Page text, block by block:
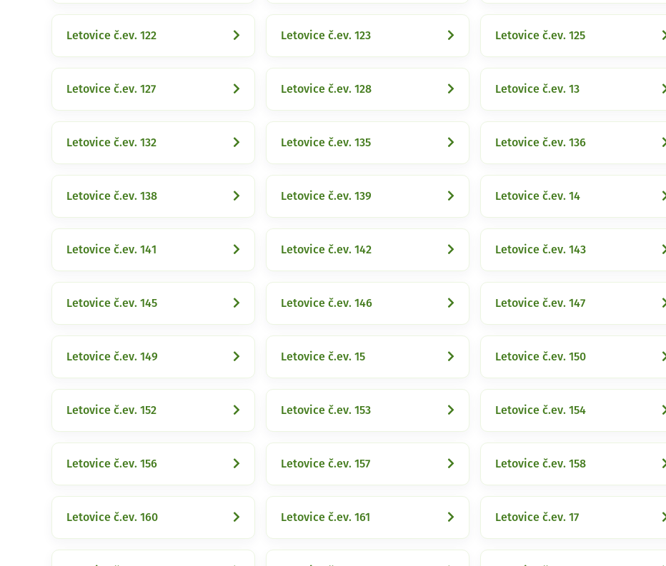
Letovice č.ev. 122 Letovice č.ev. 123 Letovice č.ev. 125
Letovice č.ev. 127 Letovice č.ev. 128 Letovice č.ev. 13
Letovice č.ev. 132 Letovice č.ev. 135 Letovice č.ev. 136
Letovice č.ev. 138 Letovice č.ev. 139 Letovice č.ev. 14
Letovice č.ev. 141 Letovice č.ev. 142 Letovice č.ev. 143
Letovice č.ev. 145 Letovice č.ev. 146 Letovice č.ev. 147
Letovice č.ev. 149 Letovice č.ev. 15 Letovice č.ev. 150
Letovice č.ev. 152 Letovice č.ev. 153 Letovice č.ev. 154
Letovice č.ev. 156 Letovice č.ev. 157 Letovice č.ev. 158
Letovice č.ev. 160 Letovice č.ev. 161 Letovice č.ev. 17